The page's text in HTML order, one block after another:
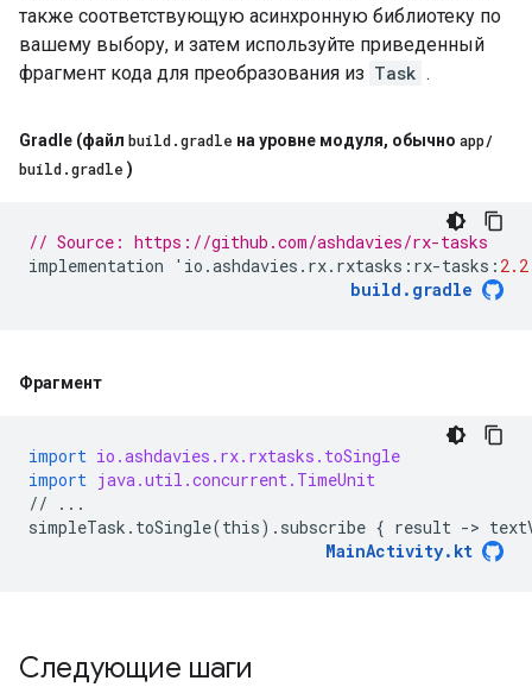
также соответствующую асинхронную библиотеку по
вашему выбору, и затем используйте приведенный
фрагмент кода для преобразования из Task .
Gradle (файл build.gradle на уровне модуля, обычно app/
build.gradle )
// Source: https://github.com/ashdavies/rx-tasks
implementation
' io .ashdavies . rx. rxtasks : rx-tasks :
build . gradle
Фрагмент
import io.ashdavies.rx.rxtasks.toSingle
import java.util.concurrent.TimeUnit
//
...
simpleTask . toSingle(this) . subscribe { result ->
MainActivity. kt
Следующие шаги